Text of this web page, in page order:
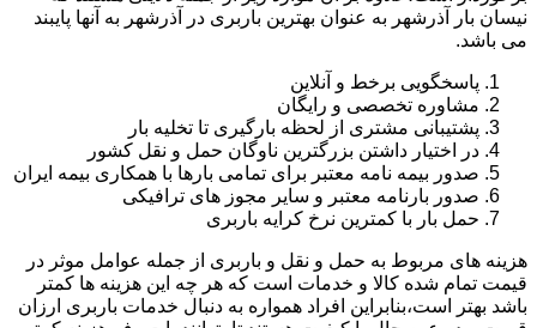
نیسان بار آذرشهر به عنوان بهترین باربری در آذرشهر به آنها پایبند
می باشد.
پاسخگویی برخط و آنلاین
مشاوره تخصصی و رایگان
پشتیبانی مشتری از لحظه بارگیری تا تخلیه بار
در اختیار داشتن بزرگترین ناوگان حمل و نقل کشور
صدور بیمه نامه معتبر برای تمامی بارها با همکاری بیمه ایران
صدور بارنامه معتبر و سایر مجوز های ترافیکی
حمل بار با کمترین نرخ کرایه باربری
هزینه های مربوط به حمل و نقل و باربری از جمله عوامل موثر در
قیمت تمام شده کالا و خدمات است که هر چه این هزینه ها کمتر
باشد بهتر است،بنابراین افراد همواره به دنبال خدمات باربری ارزان